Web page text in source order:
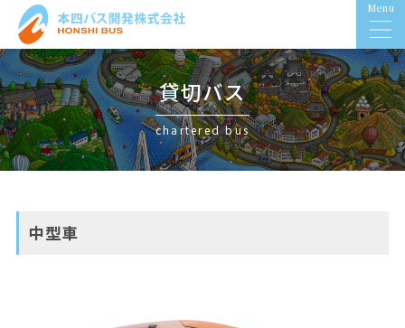
Menu
貸切バス
chartered bus
中型車